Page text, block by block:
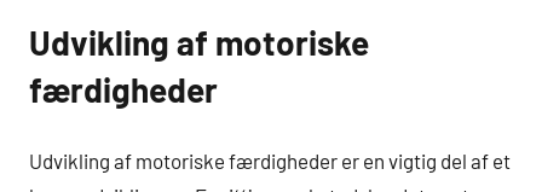
Udvikling af motoriske
færdigheder
Udvikling af motoriske færdigheder er en vigtig del af et